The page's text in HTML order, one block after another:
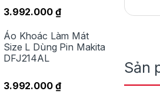
Sản
3.992.000 ₫
Áo Khoác Làm Mát
Size L Dùng Pin Makita
DFJ214AL
3.992.000 ₫